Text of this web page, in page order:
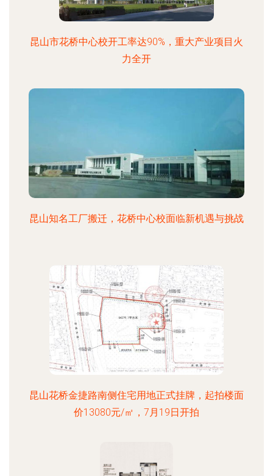
昆山市花桥中心校开工率达90%，重大产业项目火
力全开
昆山知名工厂搬迁，花桥中心校面临新机遇与挑战
昆山花桥金捷路南侧住宅用地正式挂牌，起拍楼面
价13080元/㎡，7月19日开拍